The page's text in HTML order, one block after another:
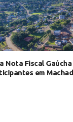
Nota Fiscal
em